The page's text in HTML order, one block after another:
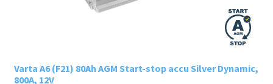
Varta A6 (F21) 80Ah AGM Start-stop accu Silver Dynamic,
800A, 12V